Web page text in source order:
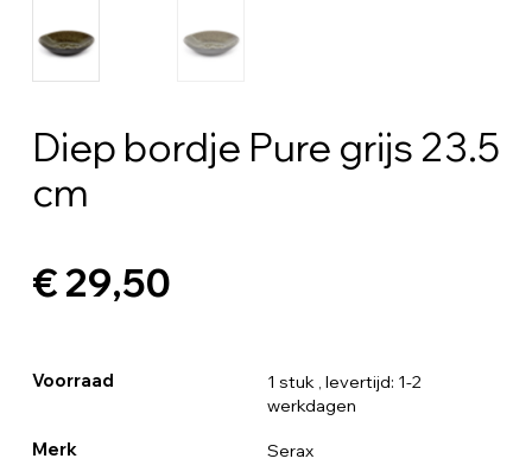
Diep bordje Pure grijs 23.5
cm
€ 29,50
Voorraad 1 stuk , levertijd: 1-2
werkdagen
Merk Serax